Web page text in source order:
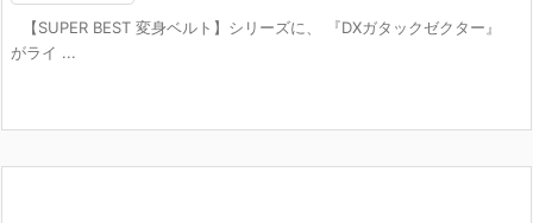
【SUPER BEST 変身ベルト】シリーズに、 『DXガタックゼクター』
がライ ...